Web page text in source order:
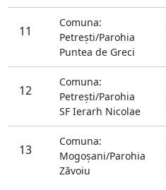
11
Comuna:
Petreşti/Parohia
Puntea de Greci
12
Comuna:
Petreşti/Parohia
SF Ierarh Nicolae
13
Comuna:
Mogoşani/Parohia
Zăvoiu